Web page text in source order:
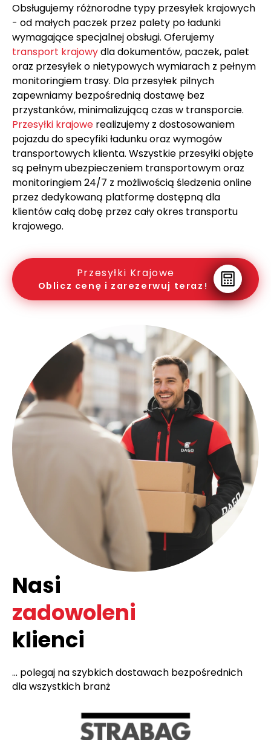
Obsługujemy różnorodne typy przesyłek krajowych
- od małych paczek przez palety po ładunki
wymagające specjalnej obsługi. Oferujemy
transport krajowydla dokumentów, paczek, palet
oraz przesyłek o nietypowych wymiarach z pełnym
monitoringiem trasy. Dla przesyłek pilnych
zapewniamy bezpośrednią dostawę bez
przystanków, minimalizującą czas w transporcie.
Przesyłki krajowe realizujemy z dostosowaniem
pojazdu do specyfiki ładunku oraz wymogów
transportowych klienta. Wszystkie przesyłki objęte
są pełnym ubezpieczeniem transportowym oraz
monitoringiem 24/7 z możliwością śledzenia online
przez dedykowaną platformę dostępną dla
klientów całą dobę przez cały okres transportu
krajowego.
Przesyłki Krajowe
Oblicz cenę i zarezerwuj teraz!
Nasi
zadowoleni
klienci
... polegaj na szybkich dostawach bezpośrednich
dla wszystkich branż